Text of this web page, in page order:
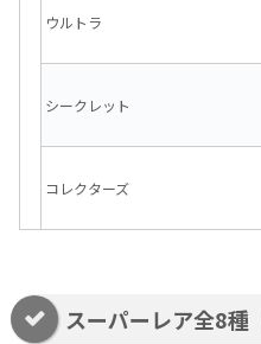
ウルトラ
シークレット
コレクターズ
スーパーレア全8種